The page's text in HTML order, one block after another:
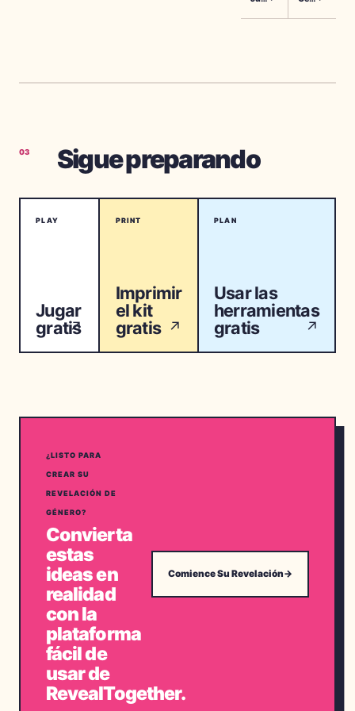
03 Sigue preparando
PLAY
Jugar
gratis
↗
PRINT
Imprimir
el kit
gratis ↗
PLAN
Usar las
herramientas
gratis
↗
¿LISTO PARA
CREAR SU
REVELACIÓN DE
GÉNERO?
Convierta
estas
ideas en
realidad
con la
plataforma
fácil de
usar de
RevealTogether.
Comience Su Revelación→